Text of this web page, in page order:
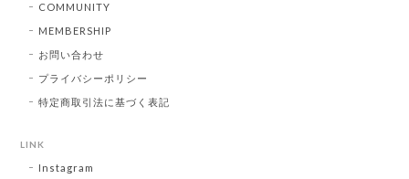
COMMUNITY
MEMBERSHIP
お問い合わせ
プライバシーポリシー
特定商取引法に基づく表記
LINK
Instagram